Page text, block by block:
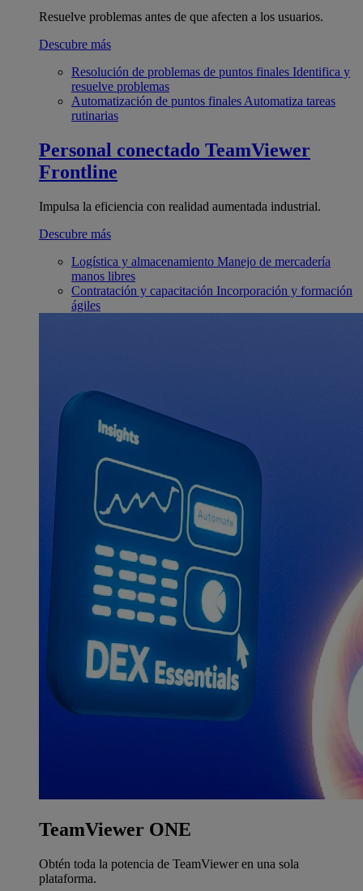
Resuelve problemas antes de que afecten a los usuarios.
Descubre más
Resolución de problemas de puntos finales Identifica y
resuelve problemas
Automatización de puntos finales Automatiza tareas
rutinarias
Personal conectado TeamViewer
Frontline
Impulsa la eficiencia con realidad aumentada industrial.
Descubre más
Logística y almacenamiento Manejo de mercadería
manos libres
Contratación y capacitación Incorporación y formación
ágiles
TeamViewer ONE
Obtén toda la potencia de TeamViewer en una sola
plataforma.